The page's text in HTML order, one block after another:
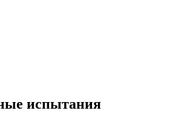
испытания